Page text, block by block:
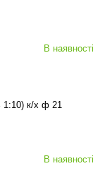
В наявності
1:10) к/х ф 21
В наявності